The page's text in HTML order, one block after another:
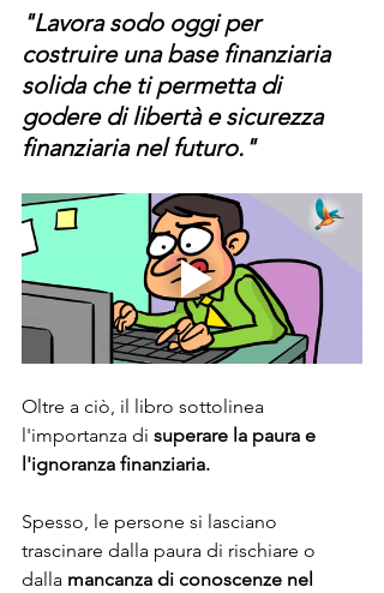
"Lavora sodo oggi per
costruire una base finanziaria
solida che ti permetta di
godere di libertà e sicurezza
finanziaria nel futuro."
Oltre a ciò, il libro sottolinea
l'importanza di superare la paura e
l'ignoranza finanziaria.
Spesso, le persone si lasciano
trascinare dalla paura di rischiare o
dalla mancanza di conoscenze nel